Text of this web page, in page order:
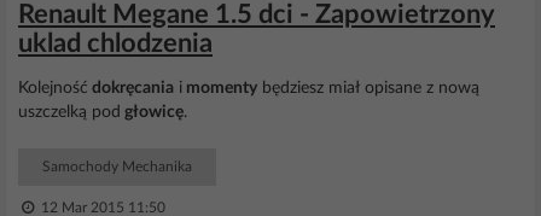
Renault Megane 1.5 dci - Zapowietrzony
uklad chlodzenia
Kolejność dokręcania i momenty będziesz miał opisane z nową
uszczelką pod głowicę.
Samochody Mechanika
12 Mar 2015 11:50